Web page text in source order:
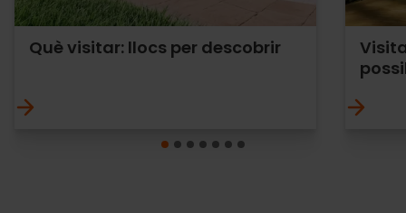
Què visitar: llocs per descobrir